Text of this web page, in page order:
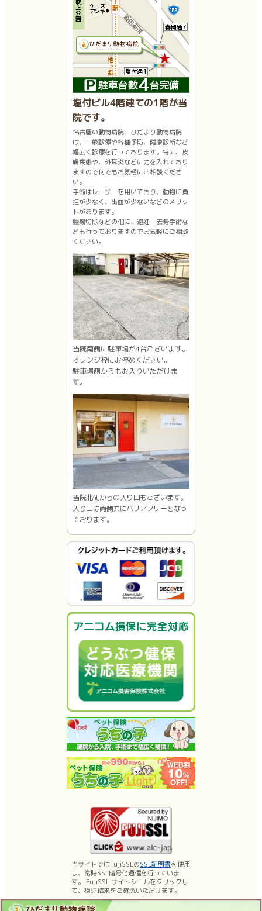
塩付ビル4階建ての1階が当
院です。
名古屋の動物病院、ひだまり動物病院
は、一般診療や各種予防、健康診断など
幅広く診療を行っております。特に、皮
膚疾患や、外耳炎などに力を入れており
ますので何でもお気軽にご相談くださ
い。
手術はレーザーを用いており、動物に負
担が少なく、出血が少ないなどのメリッ
トがあります。
腫瘍切除などの他に、避妊・去勢手術な
ども行っておりますのでお気軽にご相談
ください。
当院南側に駐車場が4台ございます。
オレンジ枠にお停めください。
駐車場側からもお入りいただけま
す。
当院北側からの入り口もございます。
入り口は両側共にバリアフリーとなっ
ております。
当サイトではFujiSSLのSSL証明書を使用
し、常時SSL暗号化通信を行っていま
す。 FujiSSL サイトシールをクリックし
て、検証結果をご確認いただけます。